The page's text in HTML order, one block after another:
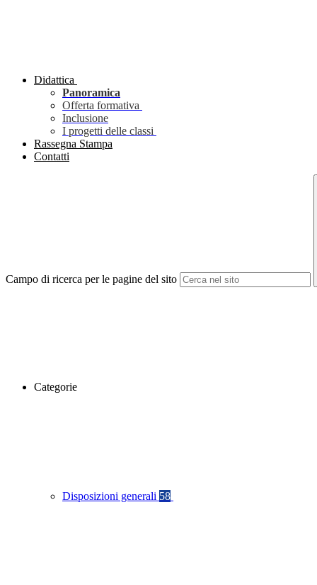
Didattica
Panoramica
Offerta formativa
Inclusione
I progetti delle classi
Rassegna Stampa
Contatti
Campo di ricerca per le pagine del sito
Categorie
Disposizioni generali 58